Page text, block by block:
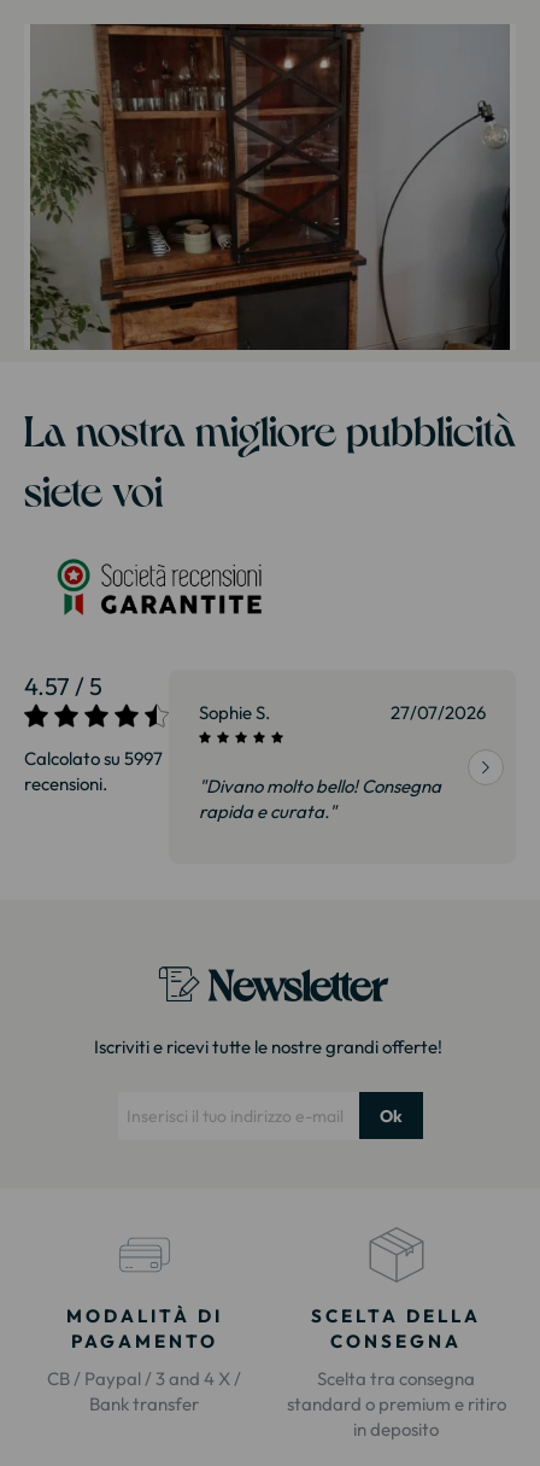
La nostra migliore pubblicità
siete voi
4.57 / 5
Calcolato su 5997
recensioni.
27/07/2026 Sophie S. 27/07/2026
"Divano molto bello! Consegna
rapida e curata."
Newsletter
Iscriviti e ricevi tutte le nostre grandi offerte!
Ok
MODALITÀ DI
PAGAMENTO
CB / Paypal / 3 and 4 X /
Bank transfer
SCELTA DELLA
CONSEGNA
Scelta tra consegna
standard o premium e ritiro
in deposito